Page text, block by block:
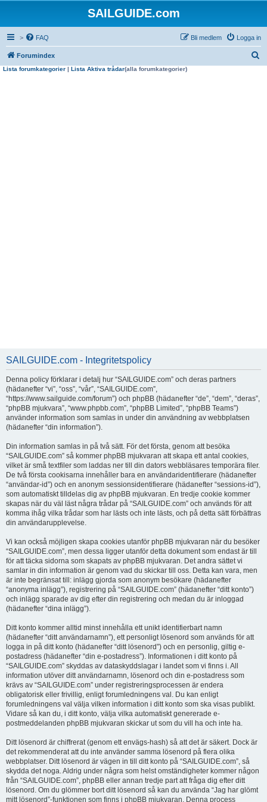
SAILGUIDE.com
> FAQ Logga in
Bli medlem
Forumindex
Lista forumkategorier | Lista Aktiva trådar(alla forumkategorier)
SAILGUIDE.com - Integritetspolicy
Denna policy förklarar i detalj hur “SAILGUIDE.com” och deras partners
(hädanefter “vi”, “oss”, “vår”, “SAILGUIDE.com”,
“https://www.sailguide.com/forum”) och phpBB (hädanefter “de”, “dem”, “deras”,
“phpBB mjukvara”, “www.phpbb.com”, “phpBB Limited”, “phpBB Teams”)
använder information som samlas in under din användning av webbplatsen
(hädanefter “din information”).
Din information samlas in på två sätt. För det första, genom att besöka
“SAILGUIDE.com” så kommer phpBB mjukvaran att skapa ett antal cookies,
vilket är små textfiler som laddas ner till din dators webbläsares temporära filer.
De två första cookisarna innehåller bara en användaridentifierare (hädanefter
“användar-id”) och en anonym sessionsidentifierare (hädanefter “sessions-id”),
som automatiskt tilldelas dig av phpBB mjukvaran. En tredje cookie kommer
skapas när du väl läst några trådar på “SAILGUIDE.com” och används för att
komma ihåg vilka trådar som har lästs och inte lästs, och på detta sätt förbättras
din användarupplevelse.
Vi kan också möjligen skapa cookies utanför phpBB mjukvaran när du besöker
“SAILGUIDE.com”, men dessa ligger utanför detta dokument som endast är till
för att täcka sidorna som skapats av phpBB mjukvaran. Det andra sättet vi
samlar in din information är genom vad du skickar till oss. Detta kan vara, men
är inte begränsat till: inlägg gjorda som anonym besökare (hädanefter
“anonyma inlägg”), registrering på “SAILGUIDE.com” (hädanefter “ditt konto”)
och inlägg sparade av dig efter din registrering och medan du är inloggad
(hädanefter “dina inlägg”).
Ditt konto kommer alltid minst innehålla ett unikt identifierbart namn
(hädanefter “ditt användarnamn”), ett personligt lösenord som används för att
logga in på ditt konto (hädanefter “ditt lösenord”) och en personlig, giltig e-
postadress (hädanefter “din e-postadress”). Informationen i ditt konto på
“SAILGUIDE.com” skyddas av dataskyddslagar i landet som vi finns i. All
information utöver ditt användarnamn, lösenord och din e-postadress som
krävs av “SAILGUIDE.com” under registreringsprocessen är endera
obligatorisk eller frivillig, enligt forumledningens val. Du kan enligt
forumledningens val välja vilken information i ditt konto som ska visas publikt.
Vidare så kan du, i ditt konto, välja vilka automatiskt genererade e-
postmeddelanden phpBB mjukvaran skickar ut som du vill ha och inte ha.
Ditt lösenord är chiffrerat (genom ett envägs-hash) så att det är säkert. Dock är
det rekommenderat att du inte använder samma lösenord på flera olika
webbplatser. Ditt lösenord är vägen in till ditt konto på “SAILGUIDE.com”, så
skydda det noga. Aldrig under några som helst omständigheter kommer någon
från “SAILGUIDE.com”, phpBB eller annan tredje part att fråga dig efter ditt
lösenord. Om du glömmer bort ditt lösenord så kan du använda “Jag har glömt
mitt lösenord”-funktionen som finns i phpBB mjukvaran. Denna process